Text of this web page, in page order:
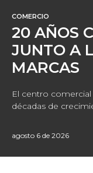
COMERCIO
20 AÑOS
JUNTO A
MARCAS
El centro
décadas de
agosto 6 de 2026